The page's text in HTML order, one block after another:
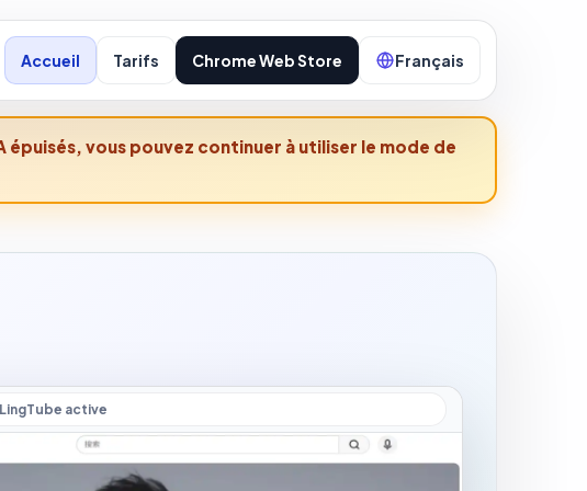
Accueil Tarifs Chrome Web Store Français
vous pouvez continuer à utiliser le mode de
active